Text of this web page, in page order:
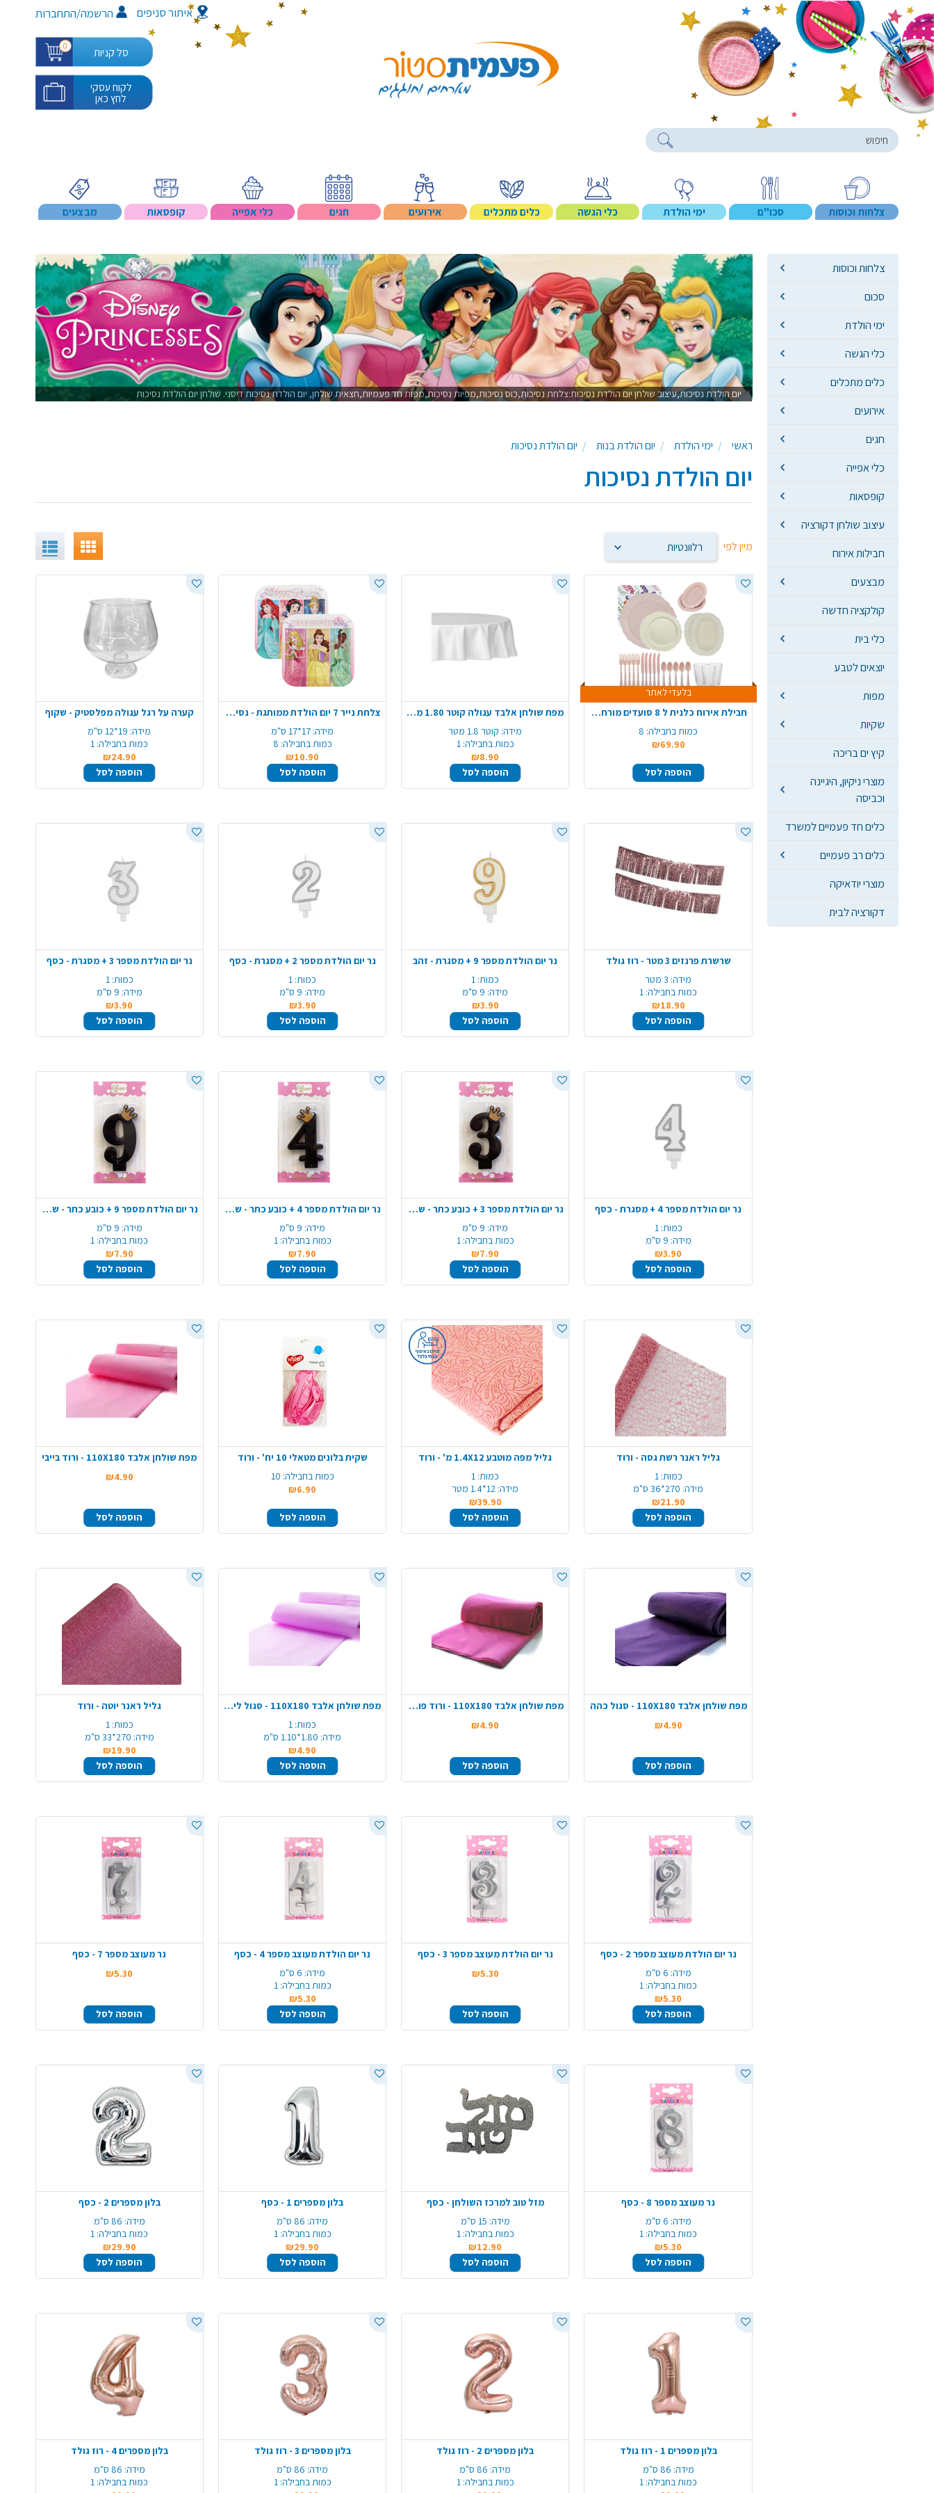
איתור סניפים הרשמה/התחברות
סל קניות 0
לקוח עסקי
לחץ כאן
Search products
צלחות וכוסות סכו"ם ימי הולדת כלי הגשה כלים מתכלים אירועים חגים כלי אפייה קופסאות מבצעים
צלחות וכוסות
סכום
ימי הולדת
כלי הגשה
כלים מתכלים
אירועים
חגים
כלי אפייה
קופסאות
עיצוב שולחן דקורציה
חבילות אירוח
מבצעים
קולקציה חדשה
כלי בית
יוצאים לטבע
מפות
שקיות
קיץ ים בריכה
מוצרי ניקיון, היגיינה
וכביסה
כלים חד פעמיים למשרד
כלים רב פעמיים
מוצרי יודאיקה
דקורציה לבית
יום הולדת נסיכות,עיצוב שולחן יום הולדת נסיכות:צלחת נסיכות,כוס נסיכות,מפיות נסיכות,מפות חד פעמיות,חצאית שולחן, יום הולדת נסיכות דיסני. שולחן יום הולדת נסיכות
ראשי ימי הולדת יום הולדת בנות יום הולדת נסיכות
יום הולדת נסיכות
מיין לפי
בלעדי לאתר
חבילת אירוח כלנית ל 8 סועדים מורחבת - קרם ורוד
כמות בחבילה: 8
₪69.90
הוספה לסל
מפת שולחן אלבד עגולה קוטר 1.80 מ' - לבן
מידה: קוטר 1.8 מטר
כמות בחבילה: 1
₪8.90
הוספה לסל
צלחת נייר 7 יום הולדת ממותגת - נסיכות
מידה: 17*17 ס"מ
כמות בחבילה: 8
₪10.90
הוספה לסל
קערה על רגל עגולה מפלסטיק - שקוף
מידה: 19*12 ס"מ
כמות בחבילה: 1
₪24.90
הוספה לסל
שרשרת פרנזים 3 מטר - רוז גולד
מידה: 3 מטר
כמות בחבילה: 1
₪18.90
הוספה לסל
נר יום הולדת מספר 9 + מסגרת - זהב
כמות: 1
מידה: 9 ס"מ
₪3.90
הוספה לסל
נר יום הולדת מספר 2 + מסגרת - כסף
כמות: 1
מידה: 9 ס"מ
₪3.90
הוספה לסל
נר יום הולדת מספר 3 + מסגרת - כסף
כמות: 1
מידה: 9 ס"מ
₪3.90
הוספה לסל
נר יום הולדת מספר 4 + מסגרת - כסף
כמות: 1
מידה: 9 ס"מ
₪3.90
הוספה לסל
נר יום הולדת מספר 3 + כובע כתר - שחור מט
מידה: 9 ס"מ
כמות בחבילה: 1
₪7.90
הוספה לסל
נר יום הולדת מספר 4 + כובע כתר - שחור מט
מידה: 9 ס"מ
כמות בחבילה: 1
₪7.90
הוספה לסל
נר יום הולדת מספר 9 + כובע כתר - שחור מט
מידה: 9 ס"מ
כמות בחבילה: 1
₪7.90
הוספה לסל
גליל ראנר רשת גסה - ורוד
כמות: 1
מידה: 270*36 ס"מ
₪21.90
הוספה לסל
גליל מפה מוטבע 1.4X12 מ' - ורוד
כמות: 1
מידה: 12*1.4 מטר
₪39.90
הוספה לסל
שקית בלונים מטאלי 10 יח' - ורוד
כמות בחבילה: 10
₪6.90
הוספה לסל
מפת שולחן אלבד 110X180 - ורוד בייבי
₪4.90
הוספה לסל
מפת שולחן אלבד 110X180 - סגול כהה
₪4.90
הוספה לסל
מפת שולחן אלבד 110X180 - ורוד פוקסיה
₪4.90
הוספה לסל
מפת שולחן אלבד 110X180 - סגול לילך
כמות: 1
מידה: 1.80*1.10 ס"מ
₪4.90
הוספה לסל
גליל ראנר יוטה - ורוד
כמות: 1
מידה: 270*33 ס"מ
₪19.90
הוספה לסל
נר יום הולדת מעוצב מספר 2 - כסף
מידה: 6 ס"מ
כמות בחבילה: 1
₪5.30
הוספה לסל
נר יום הולדת מעוצב מספר 3 - כסף
₪5.30
הוספה לסל
נר יום הולדת מעוצב מספר 4 - כסף
מידה: 6 ס"מ
כמות בחבילה: 1
₪5.30
הוספה לסל
נר מעוצב מספר 7 - כסף
₪5.30
הוספה לסל
נר מעוצב מספר 8 - כסף
מידה: 6 ס"מ
כמות בחבילה: 1
₪5.30
הוספה לסל
מזל טוב למרכז השולחן - כסף
מידה: 15 ס"מ
כמות בחבילה: 1
₪12.90
הוספה לסל
בלון מספרים 1 - כסף
מידה: 86 ס"מ
כמות בחבילה: 1
₪29.90
הוספה לסל
בלון מספרים 2 - כסף
מידה: 86 ס"מ
כמות בחבילה: 1
₪29.90
הוספה לסל
בלון מספרים 1 - רוז גולד
מידה: 86 ס"מ
כמות בחבילה: 1
בלון מספרים 2 - רוז גולד
מידה: 86 ס"מ
כמות בחבילה: 1
בלון מספרים 3 - רוז גולד
מידה: 86 ס"מ
כמות בחבילה: 1
בלון מספרים 4 - רוז גולד
מידה: 86 ס"מ
כמות בחבילה: 1